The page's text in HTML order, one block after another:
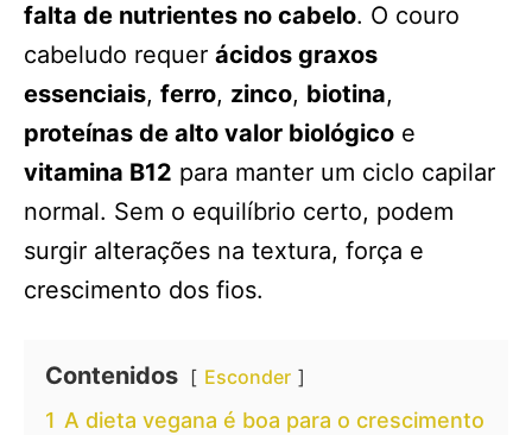
falta de nutrientes no cabelo. O couro
cabeludo requer ácidos graxos
essenciais, ferro, zinco, biotina,
proteínas de alto valor biológico e
vitamina B12 para manter um ciclo capilar
normal. Sem o equilíbrio certo, podem
surgir alterações na textura, força e
crescimento dos fios.
Contenidos Esconder
1 A dieta vegana é boa para o crescimento